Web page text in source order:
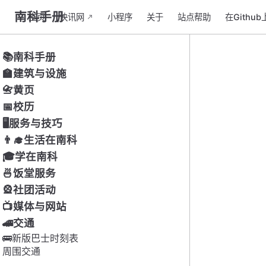
南科手册
主页 快讯网 小程序 关于 站点帮助 在Github
📚南科手册
🏫建筑与设施
📇黄页
📅校历
🖥服务与技巧
👨‍🎓生活在南科
🎓学在南科
🍜饭堂服务
🎡社团活动
📺媒体与网站
🚄交通
🚌新版巴士时刻表
周围交通